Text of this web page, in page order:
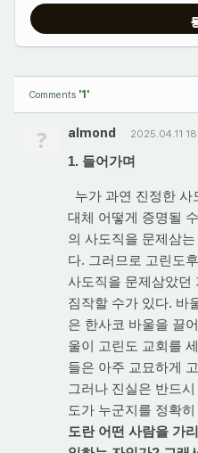
Comments '1'
? almond 2025.04.11
1. 들어가며
누가 과연 진정한 사
대체 어떻게 증명될
의 사도직을 문제삼
다. 그러므로 고린도
사도직을 문제삼았던
짐작할 수가 있다. 바
은 한사코 바울을 끌
울이 고린도 교회를
들은 아주 교묘하게
그러나 진실은 반드
도가 누군지를 정확
도란 어떤 사람을 가